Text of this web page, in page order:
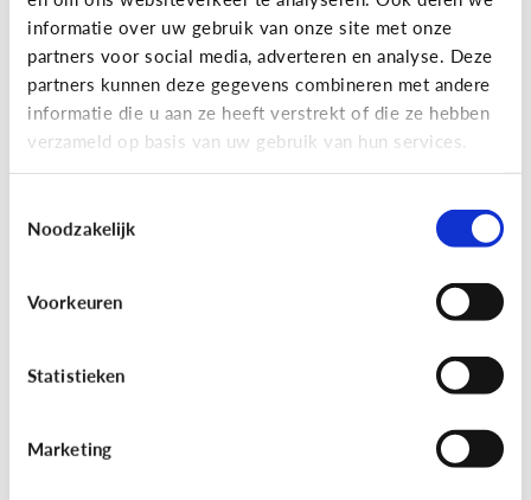
informatie over uw gebruik van onze site met onze
partners voor social media, adverteren en analyse. Deze
partners kunnen deze gegevens combineren met andere
informatie die u aan ze heeft verstrekt of die ze hebben
verzameld op basis van uw gebruik van hun services.
Noodzakelijk
Voorkeuren
Statistieken
Marketing
Bijzonder digitaal
Mijn kind is slechtziend of blind.
Welke apps of toepassingen